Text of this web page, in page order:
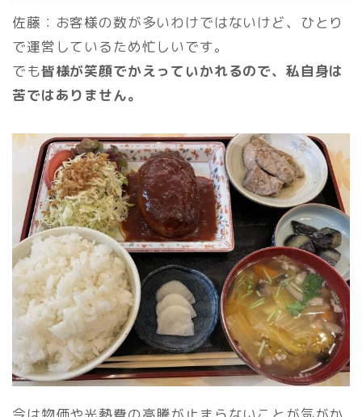
佐藤：お客様の数が多いわけではないけど、ひとり
で運営しているため忙しいです。
でも皆様が笑顔でかえっていかれるので、私自身は
苦ではありません。